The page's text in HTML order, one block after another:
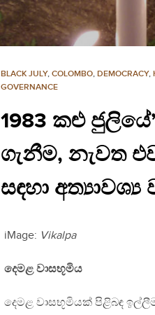
BLACK JULY, COLOMBO, DEMOCRACY,
GOVERNANCE
1983 කළු
ගැනීම, නැවත
සඳහා
iMage: Vikalpa
දෙමළ වාසභූමිය
දෙමළ වාසභූමියක් පිළිබඳ